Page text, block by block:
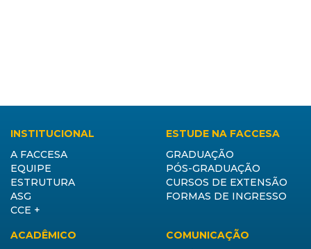
INSTITUCIONAL
A FACCESA
EQUIPE
ESTRUTURA
ASG
CCE +
ESTUDE NA FACCESA
GRADUAÇÃO
PÓS-GRADUAÇÃO
CURSOS DE EXTENSÃO
FORMAS DE INGRESSO
ACADÊMICO
COMUNICAÇÃO